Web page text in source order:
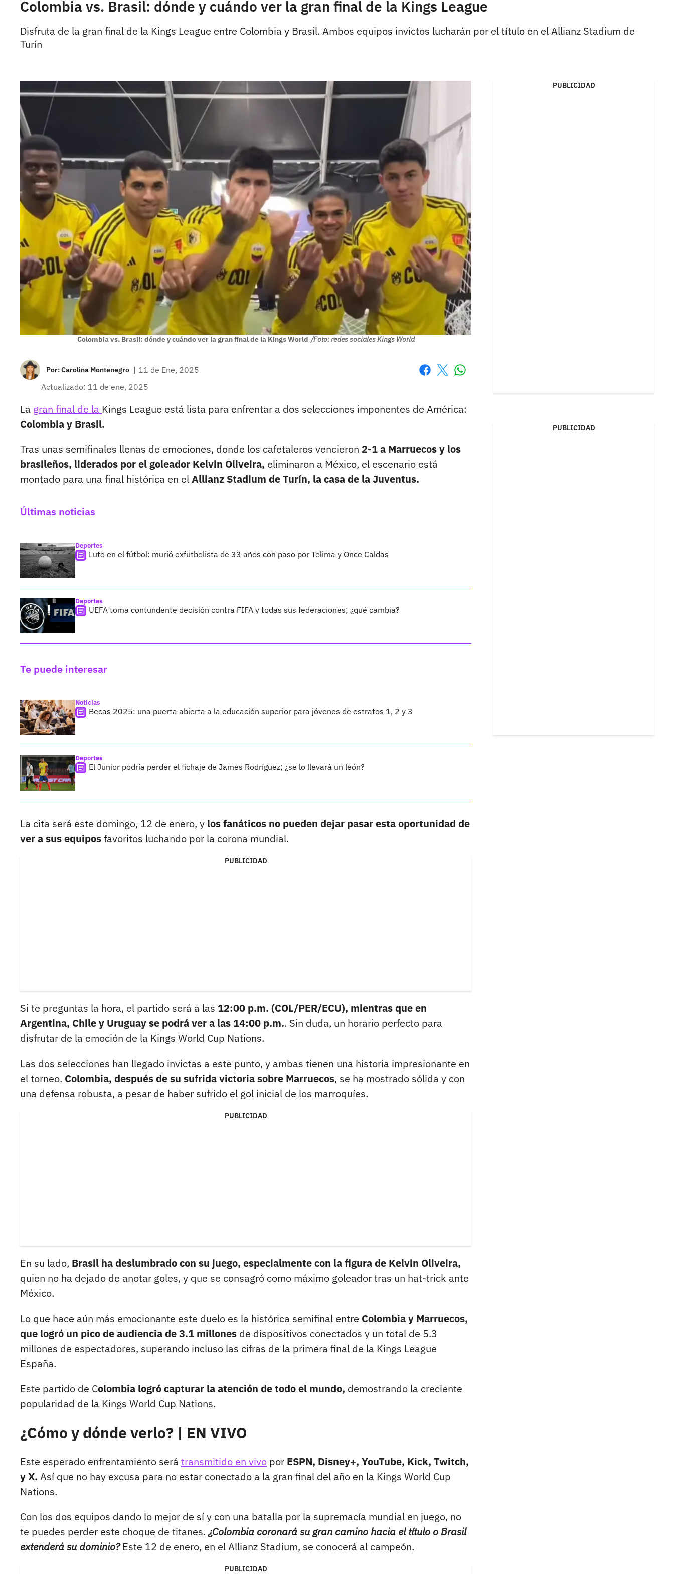
Colombia vs. Brasil: dónde y cuándo ver la gran final de la Kings League
Disfruta de la gran final de la Kings League entre Colombia y Brasil. Ambos equipos invictos lucharán por el título en el Allianz Stadium de
Turín
Colombia vs. Brasil: dónde y cuándo ver la gran final de la Kings World /Foto: redes sociales Kings World
Por:Carolina Montenegro | 11 de Ene, 2025
Actualizado: 11 de ene, 2025
La gran final de la Kings League está lista para enfrentar a dos selecciones imponentes de América:
Colombia y Brasil.
Tras unas semifinales llenas de emociones, donde los cafetaleros vencieron 2-1 a Marruecos y los
brasileños, liderados por el goleador Kelvin Oliveira, eliminaron a México, el escenario está
montado para una final histórica en elAllianz Stadium de Turín, la casa de la Juventus.
Últimas noticias
Deportes
Luto en el fútbol: murió exfutbolista de 33 años con paso por Tolima y Once Caldas
Deportes
UEFA toma contundente decisión contra FIFA y todas sus federaciones; ¿qué cambia?
Te puede interesar
Noticias
Becas 2025: una puerta abierta a la educación superior para jóvenes de estratos 1, 2 y 3
Deportes
El Junior podría perder el fichaje de James Rodríguez; ¿se lo llevará un león?
La cita será este domingo, 12 de enero, y los fanáticos no pueden dejar pasar esta oportunidad de
ver a sus equiposfavoritos luchando por la corona mundial.
PUBLICIDAD
Si te preguntas la hora, el partido será a las 12:00 p.m. (COL/PER/ECU), mientras que en
Argentina, Chile y Uruguay se podrá ver a las 14:00 p.m.. Sin duda, un horario perfecto para
disfrutar de la emoción de la Kings World Cup Nations.
Las dos selecciones han llegado invictas a este punto, y ambas tienen una historia impresionante en
el torneo. Colombia, después de su sufrida victoria sobre Marruecos, se ha mostrado sólida y con
una defensa robusta, a pesar de haber sufrido el gol inicial de los marroquíes.
PUBLICIDAD
En su lado, Brasil ha deslumbrado con su juego, especialmente con la figura de Kelvin Oliveira,
quien no ha dejado de anotar goles, y que se consagró como máximo goleador tras un hat-trick ante
México.
Lo que hace aún más emocionante este duelo es la histórica semifinal entre Colombia y Marruecos,
que logró un pico de audiencia de 3.1 millones de dispositivos conectados y un total de 5.3
millones de espectadores, superando incluso las cifras de la primera final de la Kings League
España.
Este partido de Colombia logró capturar la atención de todo el mundo, demostrando la creciente
popularidad de la Kings World Cup Nations.
¿Cómo y dónde verlo? | EN VIVO
Este esperado enfrentamiento será transmitido en vivo por ESPN, Disney+, YouTube, Kick, Twitch,
y X. Así que no hay excusa para no estar conectado a la gran final del año en la Kings World Cup
Nations.
Con los dos equipos dando lo mejor de sí y con una batalla por la supremacía mundial en juego, no
te puedes perder este choque de titanes. ¿Colombia coronará su gran camino hacia el título o Brasil
extenderá su dominio?Este 12 de enero, en el Allianz Stadium, se conocerá al campeón.
PUBLICIDAD
PUBLICIDAD
PUBLICIDAD